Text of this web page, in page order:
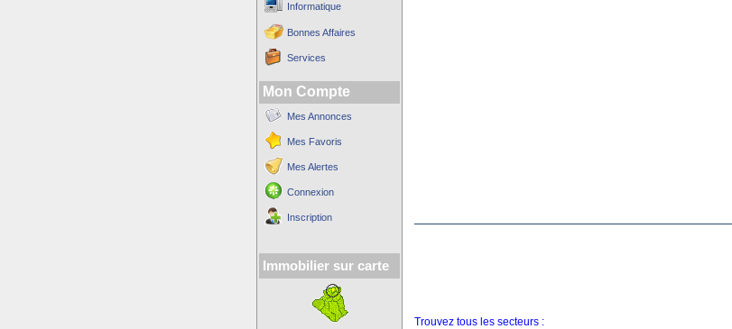
Informatique
Bonnes Affaires
Services
Mon Compte
Mes Annonces
Mes Favoris
Mes Alertes
Connexion
Inscription
Immobilier sur carte
Trouvez tous les secteurs :